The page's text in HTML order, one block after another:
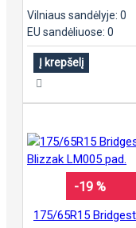
Vilniaus sandėlyje: 0
EU sandėliuose: 0
Į krepšelį
-19 %